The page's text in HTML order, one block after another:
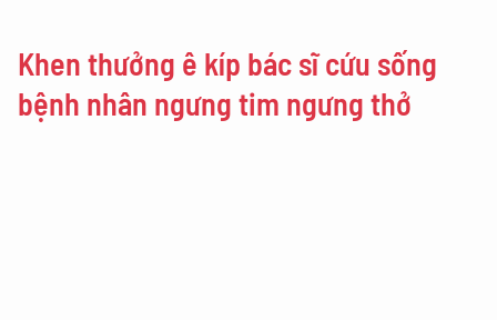
Khen thưởng ê kíp bác sĩ cứu sống
bệnh nhân ngưng tim ngưng thở